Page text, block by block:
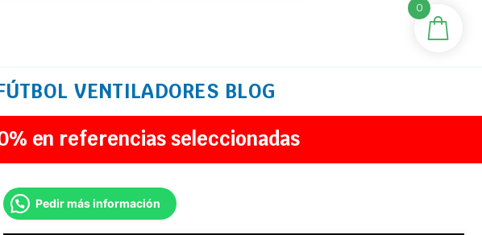
VENTILADORES BLOG
en referencias seleccionadas
Pedir más información
0